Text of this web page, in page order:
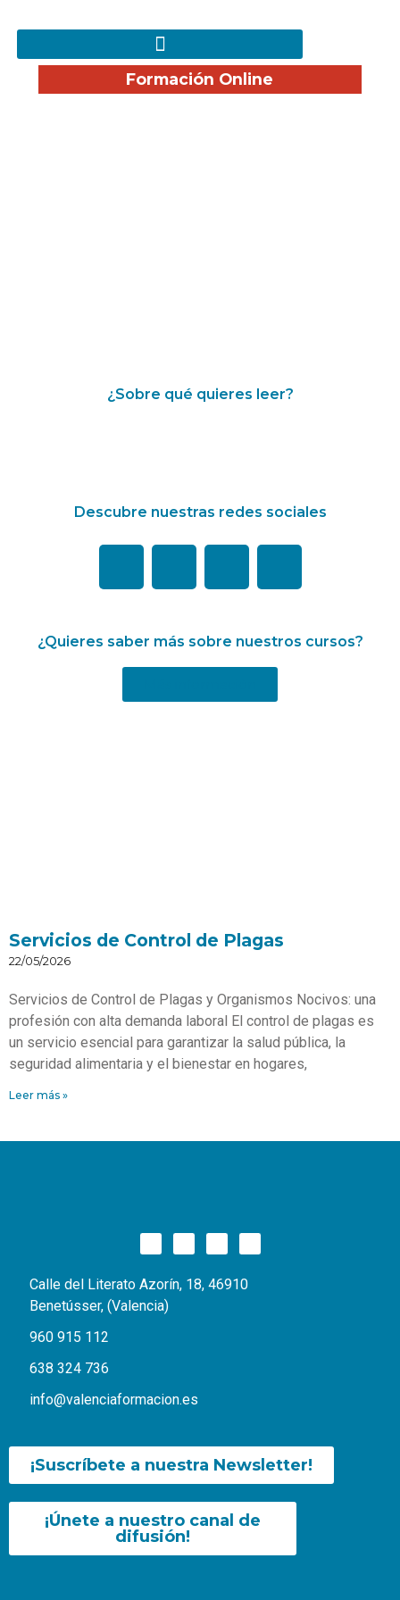
Formación Online
¿Sobre qué quieres leer?
Descubre nuestras redes sociales
¿Quieres saber más sobre nuestros cursos?
Servicios de Control de Plagas
22/05/2026
Servicios de Control de Plagas y Organismos Nocivos: una
profesión con alta demanda laboral El control de plagas es
un servicio esencial para garantizar la salud pública, la
seguridad alimentaria y el bienestar en hogares,
Leer más »
Calle del Literato Azorín, 18, 46910
Benetússer, (Valencia)
960 915 112
638 324 736
info@valenciaformacion.es
¡Suscríbete a nuestra Newsletter!
¡Únete a nuestro canal de
difusión!